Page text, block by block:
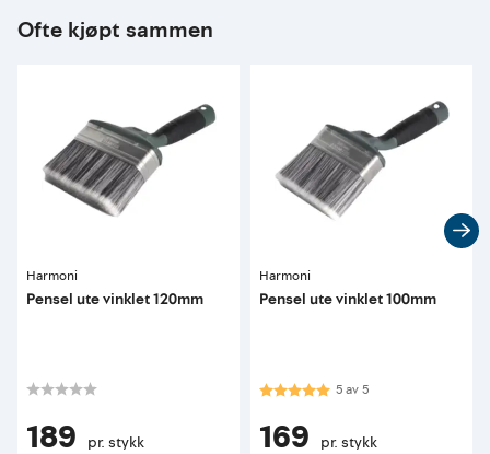
Ofte kjøpt sammen
Harmoni
Pensel ute vinklet 120mm
189 pr. stykk
Harmoni
Pensel ute vinklet 100mm
Karakter:5.0 av 5 mulige
5av5
169 pr. stykk